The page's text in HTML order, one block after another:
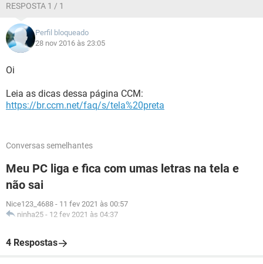
RESPOSTA 1 / 1
Perfil bloqueado
28 nov 2016 às 23:05
Oi
Leia as dicas dessa página CCM:
https://br.ccm.net/faq/s/tela%20preta
Conversas semelhantes
Meu PC liga e fica com umas letras na tela e
não sai
Nice123_4688 - 11 fev 2021 às 00:57
ninha25 - 12 fev 2021 às 04:37
4 Respostas